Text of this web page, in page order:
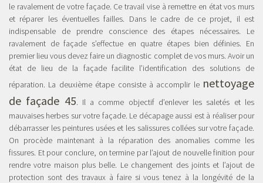
le ravalement de votre façade. Ce travail vise à remettre en état vos murs
et réparer les éventuelles failles. Dans le cadre de ce projet, il est
indispensable de prendre conscience des étapes nécessaires. Le
ravalement de façade s’effectue en quatre étapes bien définies. En
premier lieu vous devez faire un diagnostic complet de vos murs. Avoir un
état de lieu de la façade facilite l’identification des solutions de
réparation. La deuxième étape consiste à accomplir le nettoyage
de façade 45. Il a comme objectif d’enlever les saletés et les
mauvaises herbes sur votre façade. Le décapage aussi est à réaliser pour
débarrasser les peintures usées et les salissures collées sur votre façade.
On procède maintenant à la réparation des anomalies comme les
fissures. Et pour conclure, on termine par l’ajout de nouvelle finition pour
rendre votre maison plus belle. Le changement des joints et l’ajout de
protection sont des travaux à faire si vous tenez à la longévité de la